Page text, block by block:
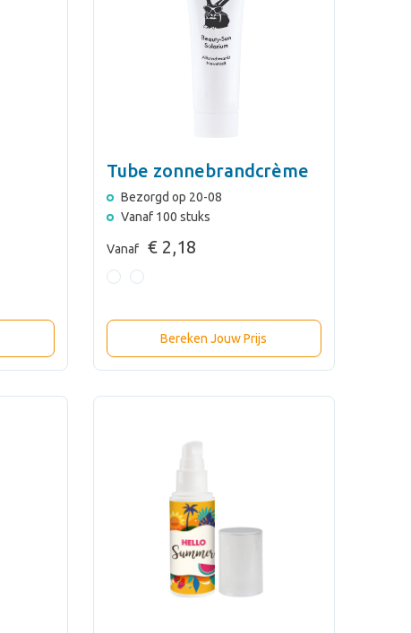
Tube zonnebrandcrème
Bezorgd op 20-08
Vanaf 100 stuks
Vanaf € 2,18
Bereken Jouw Prijs